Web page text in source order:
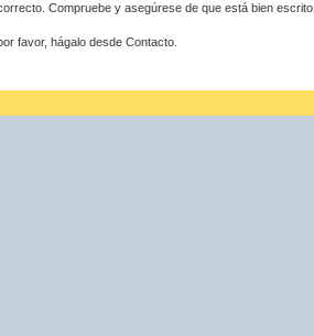
Compruebe y asegúrese de que está bien escrito.
favor, hágalo desde Contacto.